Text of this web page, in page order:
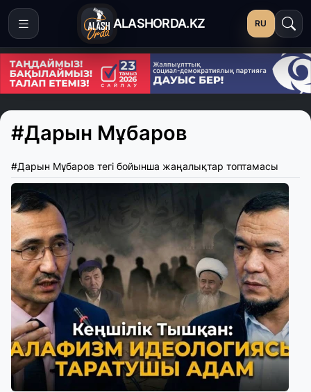
ALASHORDA.KZ RU
#Дарын Мұбаров
#Дарын Мұбаров тегі бойынша жаңалықтар топтамасы